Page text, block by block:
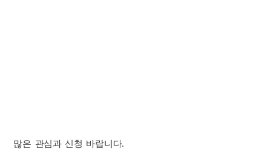
많은 관심과 신청 바랍니다.